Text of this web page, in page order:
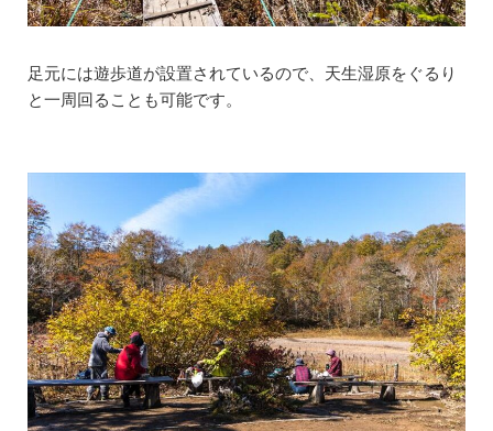
足元には遊歩道が設置されているので、天生湿原をぐるり
と一周回ることも可能です。